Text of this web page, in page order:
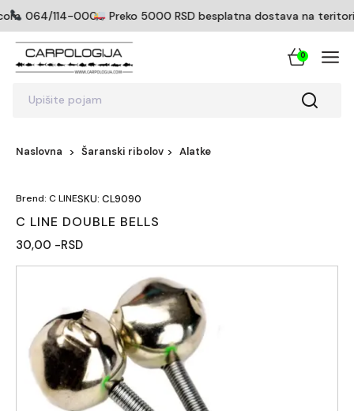
064/114-0005Preko 5000 RSD besplatna dostava na
Upišite pojam
0
Naslovna Šaranski ribolov Alatke
Brend: C LINESKU: CL9090
C LINE DOUBLE BELLS
30,00 -RSD